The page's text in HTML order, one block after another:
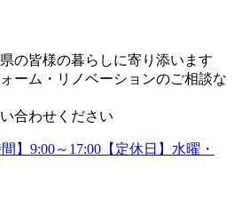
の皆様の暮らしに寄り添います
ーム・リノベーションのご相談な
合わせください
間】9:00～17:00【定休日】水曜・